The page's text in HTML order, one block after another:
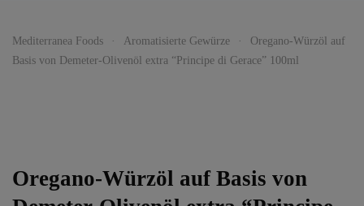
Mediterranea Foods Aromatisierte Gewürze
Oregano-Würzöl auf
Basis von Demeter-Olivenöl extra “Principe di Gerace” 100ml
Oregano-Würzöl auf Basis von